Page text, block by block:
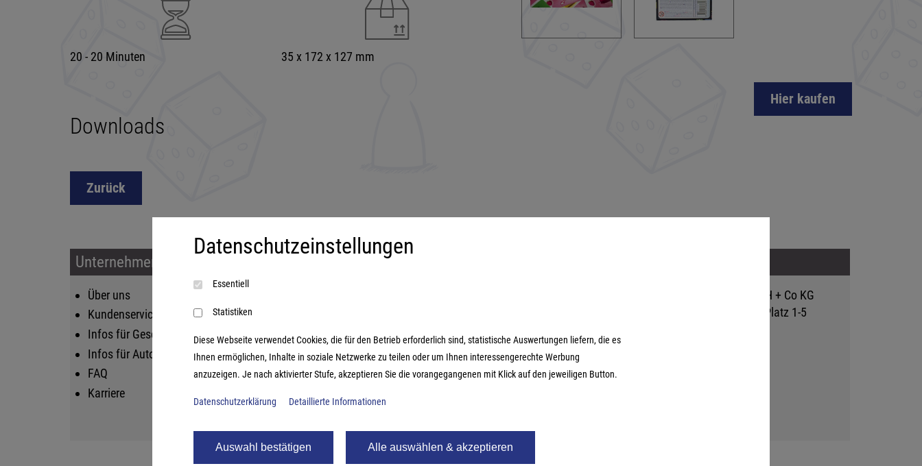
20 - 20 Minuten 35 x 172 x 127 mm
Downloads
Hier kaufen
Zurück
Unternehmen & Service
Über uns
Kundenservice
Infos für Geschäftskunden
Infos für Autoren
FAQ
Karriere
Strategiespiele
Lifestyle-Spiele
Logikspiele
Datenschutzerklärung
Hutter Trade GmbH + Co KG
Bgm.-Landmann-Platz 1-5
Datenschutzeinstellungen
Essentiell
Statistiken
Diese Webseite verwendet Cookies, die für den Betrieb erforderlich sind, statistische Auswertungen liefern, die es
Ihnen ermöglichen, Inhalte in soziale Netzwerke zu teilen oder um Ihnen interessengerechte Werbung
anzuzeigen. Je nach aktivierter Stufe, akzeptieren Sie die vorangegangenen mit Klick auf den jeweiligen Button.
Datenschutzerklärung Detaillierte Informationen
Auswahl bestätigen Alle auswählen & akzeptieren